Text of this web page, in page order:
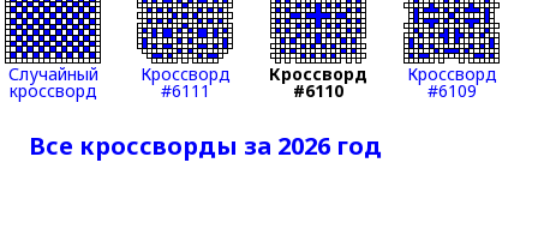
18.Третья по
старшинству игральная
карта.
20.Массивная
23.Единица силы
6.То, что построено,
растянулось в линию.
7.Самая крупная
позвоночных и
Случайный
кроссворд
Кроссворд
#6111
Кроссворд
#6110
Кроссворд
#6109
Все кроссворды за 2026 год